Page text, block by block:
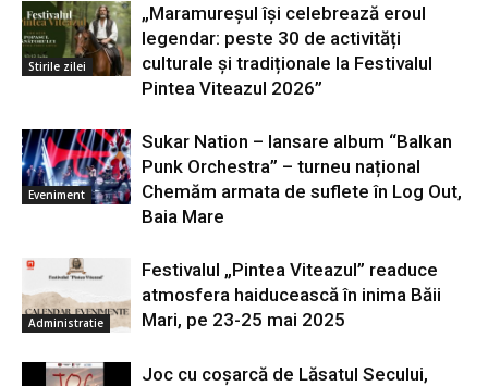
Stirile zilei
„Maramureșul își celebrează eroul
legendar: peste 30 de activități
culturale și tradiționale la Festivalul
Pintea Viteazul 2026”
Eveniment
Sukar Nation – lansare album “Balkan
Punk Orchestra” – turneu național
Chemăm armata de suflete în Log Out,
Baia Mare
Administratie
Festivalul „Pintea Viteazul” readuce
atmosfera haiducească în inima Băii
Mari, pe 23-25 mai 2025
Joc cu coșarcă de Lăsatul Secului,